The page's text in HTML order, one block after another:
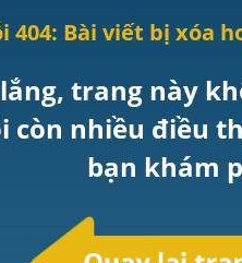
404: Bài viết bị xóa
trang này
còn nhiều điều
bạn khám